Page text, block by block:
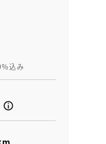
込み